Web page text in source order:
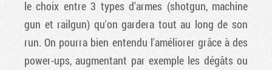
le choix entre 3 types d'armes (shotgun, machine
gun et railgun) qu'on gardera tout au long de son
run. On pourra bien entendu l'améliorer grâce à des
power-ups, augmentant par exemple les dégâts ou